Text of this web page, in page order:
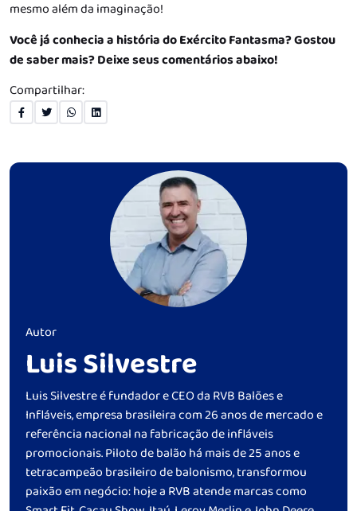
mesmo além da imaginação!
Você já conhecia a história do Exército Fantasma? Gostou
de saber mais? Deixe seus comentários abaixo!
Compartilhar:
Autor
Luis Silvestre
Luis Silvestre é fundador e CEO da RVB Balões e
Infláveis, empresa brasileira com 26 anos de mercado e
referência nacional na fabricação de infláveis
promocionais. Piloto de balão há mais de 25 anos e
tetracampeão brasileiro de balonismo, transformou
paixão em negócio: hoje a RVB atende marcas como